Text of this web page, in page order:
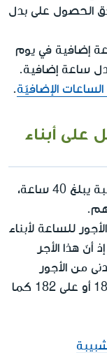
الحصول على بدل
إضافية في يوم
ساعة إضافية.
الإضافيّة.
على أبناء
كلا. أسبوع العمل الكامل لأبناء الشبيبة يبلغ 40 ساعة،
للساعة لأبناء
أنّ هذا الأجر
من الأجور
للشهر الواحد على 173 (وليس على 186 أو على 182 كما